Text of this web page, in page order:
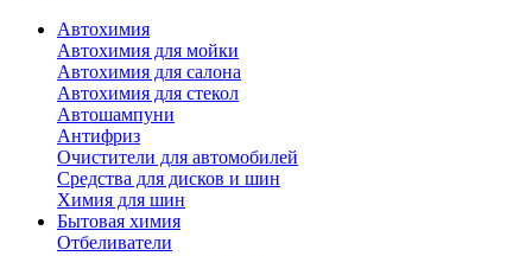
Автохимия
Автохимия для мойки
Автохимия для салона
Автохимия для стекол
Автошампуни
Антифриз
Очистители для автомобилей
Средства для дисков и шин
Химия для шин
Бытовая химия
Отбеливатели